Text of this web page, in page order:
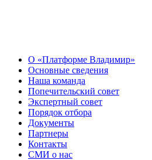
О «Платформе Владимир»
Основные сведения
Наша команда
Попечительский совет
Экспертный совет
Порядок отбора
Документы
Партнеры
Контакты
СМИ о нас